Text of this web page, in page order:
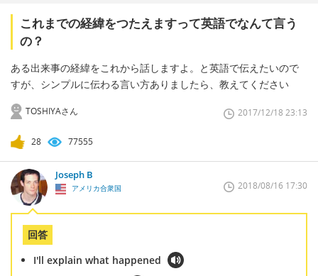
これまでの経緯をつたえますって英語でなんて言う
の？
ある出来事の経緯をこれから話しますよ。と英語で伝えたいので
すが、シンプルに伝わる言い方ありましたら、教えてください
TOSHIYAさん 2017/12/18 23:13
28 77555
Joseph B
アメリカ合衆国 2018/08/16 17:30
回答
I'll explain what happened